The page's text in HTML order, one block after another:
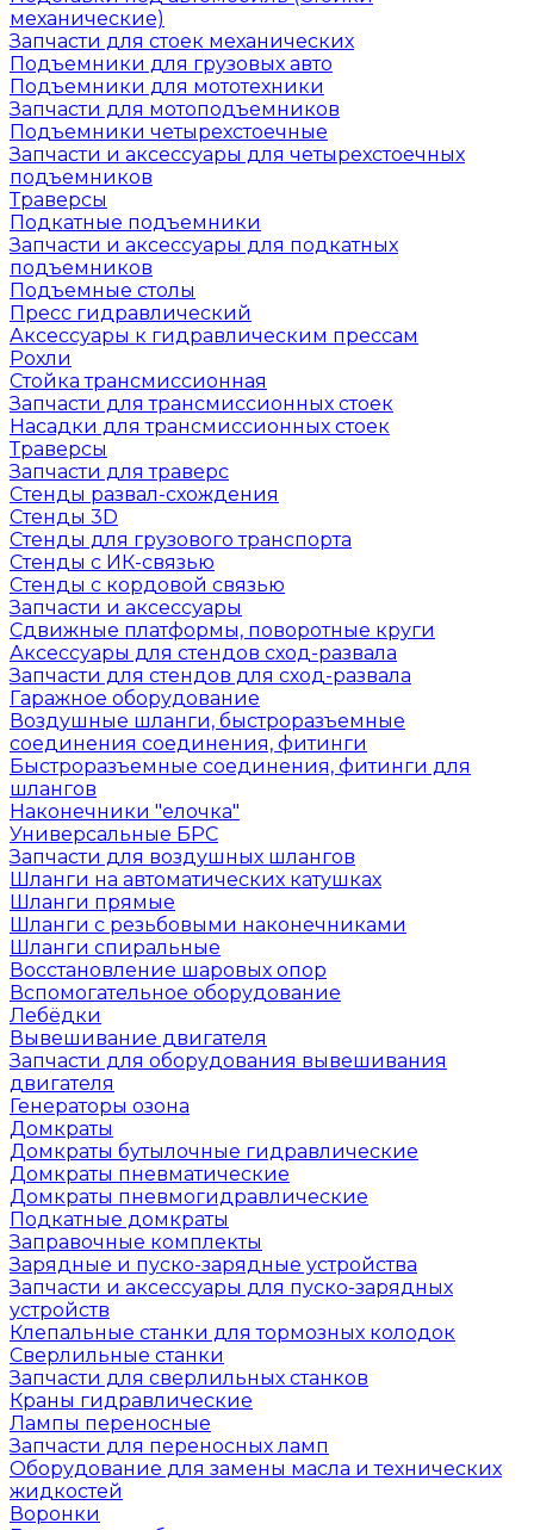
механические)
Запчасти для стоек механических
Подъемники для грузовых авто
Подъемники для мототехники
Запчасти для мотоподъемников
Подъемники четырехстоечные
Запчасти и аксессуары для четырехстоечных
подъемников
Траверсы
Подкатные подъемники
Запчасти и аксессуары для подкатных
подъемников
Подъемные столы
Пресс гидравлический
Аксессуары к гидравлическим прессам
Рохли
Стойка трансмиссионная
Запчасти для трансмиссионных стоек
Насадки для трансмиссионных стоек
Траверсы
Запчасти для траверс
Стенды развал-схождения
Стенды 3D
Стенды для грузового транспорта
Стенды с ИК-связью
Стенды с кордовой связью
Запчасти и аксессуары
Сдвижные платформы, поворотные круги
Аксессуары для стендов сход-развала
Запчасти для стендов для сход-развала
Гаражное оборудование
Воздушные шланги, быстроразъемные
соединения соединения, фитинги
Быстроразъемные соединения, фитинги для
шлангов
Наконечники "елочка"
Универсальные БРС
Запчасти для воздушных шлангов
Шланги на автоматических катушках
Шланги прямые
Шланги с резьбовыми наконечниками
Шланги спиральные
Восстановление шаровых опор
Вспомогательное оборудование
Лебёдки
Вывешивание двигателя
Запчасти для оборудования вывешивания
двигателя
Генераторы озона
Домкраты
Домкраты бутылочные гидравлические
Домкраты пневматические
Домкраты пневмогидравлические
Подкатные домкраты
Заправочные комплекты
Зарядные и пуско-зарядные устройства
Запчасти и аксессуары для пуско-зарядных
устройств
Клепальные станки для тормозных колодок
Сверлильные станки
Запчасти для сверлильных станков
Краны гидравлические
Лампы переносные
Запчасти для переносных ламп
Оборудование для замены масла и технических
жидкостей
Воронки